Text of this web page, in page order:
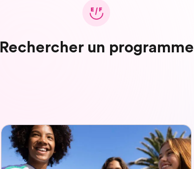
Rechercher un programme